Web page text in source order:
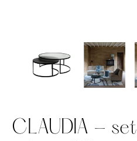
CLAUDIA -